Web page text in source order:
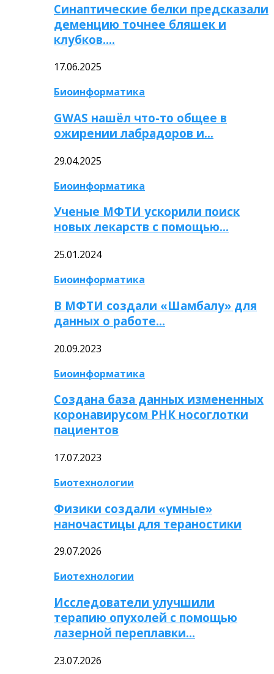
Синаптические белки предсказали
деменцию точнее бляшек и
клубков….
17.06.2025
Биоинформатика
GWAS нашёл что-то общее в
ожирении лабрадоров и…
29.04.2025
Биоинформатика
Ученые МФТИ ускорили поиск
новых лекарств с помощью…
25.01.2024
Биоинформатика
В МФТИ создали «Шамбалу» для
данных о работе…
20.09.2023
Биоинформатика
Создана база данных измененных
коронавирусом РНК носоглотки
пациентов
17.07.2023
Биотехнологии
Физики создали «умные»
наночастицы для тераностики
29.07.2026
Биотехнологии
Исследователи улучшили
терапию опухолей с помощью
лазерной переплавки…
23.07.2026